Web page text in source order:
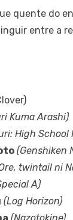
quente do
entre a
Kuma Arashi)
High School
(Genshiken
twintail ni
A)
(Log Horizon)